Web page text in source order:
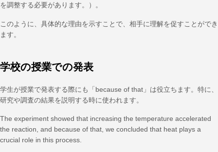
を調整する必要があります。）。
このように、具体的な理由を示すことで、相手に理解を促すことができ
ます。
学校の授業での発表
学生が授業で発表する際にも「because of that」は役立ちます。特に、
研究や調査の結果を説明する時に使われます。
The experiment showed that increasing the temperature accelerated
the reaction, and because of that, we concluded that heat plays a
crucial role in this process.